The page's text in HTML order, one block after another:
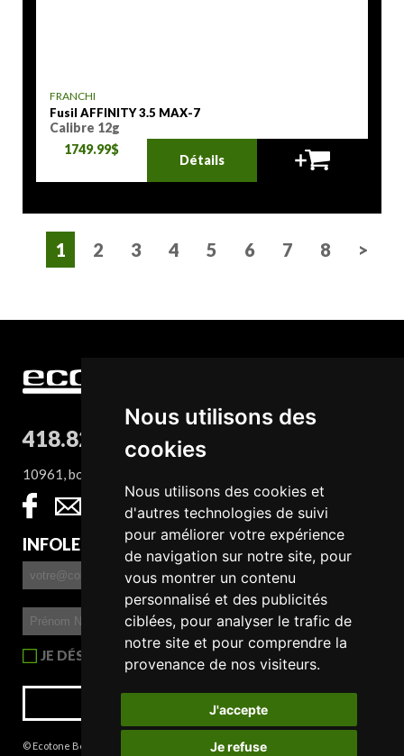
Nous utilisons des
cookies
Nous utilisons des cookies et
d'autres technologies de suivi
pour améliorer votre expérience
de navigation sur notre site, pour
vous montrer un contenu
personnalisé et des publicités
ciblées, pour analyser le trafic de
notre site et pour comprendre la
provenance de nos visiteurs.
J'accepte
Je refuse
FRANCHI
Fusil AFFINITY 3.5 MAX-7
Calibre 12g
1749.99$
Détails
1 2 3 4 5 6 7 8 >
418.827.8932
10961, boul. Sainte-Anne, QC G0A 1E0
INFOLETTRE
JE DÉSIRE RECEVOIR L'INFOLETTRE
S'INSCRIRE
© Ecotone Beaupré 2026 | Crédits : Orage communication